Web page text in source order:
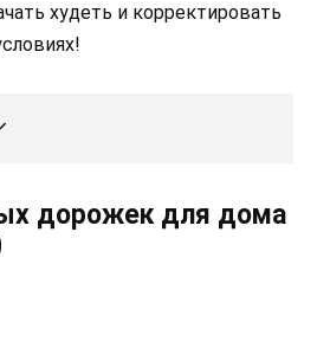
худеть и корректировать
дорожек для дома